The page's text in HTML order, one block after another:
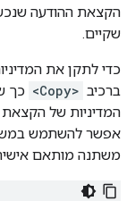
הקצאת ההודעה
שקיים.
כדי לתקן את
ברכיב <Copy> כך
המדיניות של
אפשר להשתמש
משתנה מותאם